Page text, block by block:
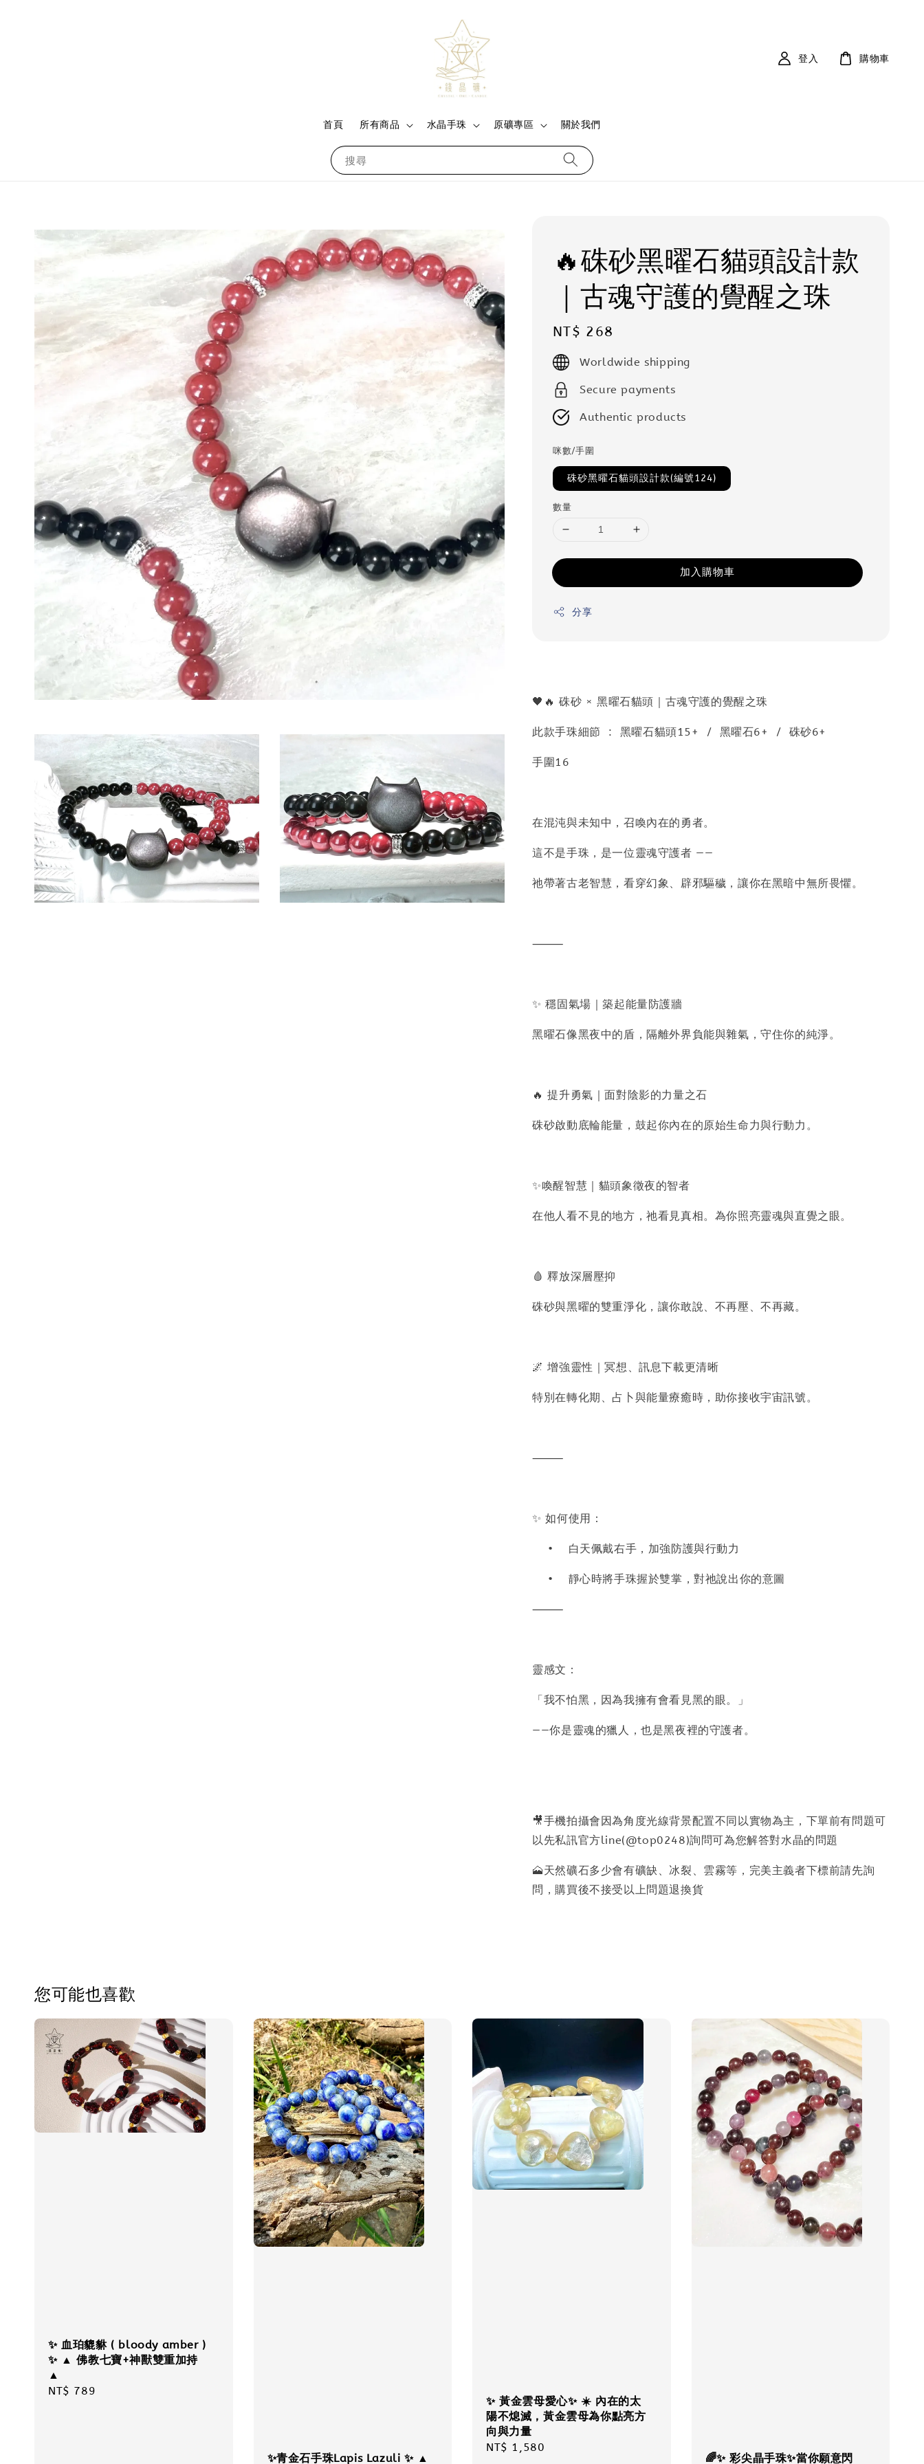
搜尋
首頁 所有商品 水晶手珠 原礦專區 關於我們
登入 購物車
🔥硃砂黑曜石貓頭設計款
｜古魂守護的覺醒之珠
Regular
price
NT$ 268
Worldwide shipping
Secure payments
Authentic products
咪數/手圍
硃砂黑曜石貓頭設計款(編號124)
數量
加入購物車
分享
🖤🔥 硃砂 × 黑曜石貓頭｜古魂守護的覺醒之珠
此款手珠細節 : 黑曜石貓頭15+ / 黑曜石6+ / 硃砂6+
手圍16
在混沌與未知中，召喚內在的勇者。
這不是手珠，是一位靈魂守護者 ——
祂帶著古老智慧，看穿幻象、辟邪驅穢，讓你在黑暗中無所畏懼。
⸻
✨ 穩固氣場｜築起能量防護牆
黑曜石像黑夜中的盾，隔離外界負能與雜氣，守住你的純淨。
🔥 提升勇氣｜面對陰影的力量之石
硃砂啟動底輪能量，鼓起你內在的原始生命力與行動力。
✨喚醒智慧｜貓頭象徵夜的智者
在他人看不見的地方，祂看見真相。為你照亮靈魂與直覺之眼。
🩸 釋放深層壓抑
硃砂與黑曜的雙重淨化，讓你敢說、不再壓、不再藏。
🌌 增強靈性｜冥想、訊息下載更清晰
特別在轉化期、占卜與能量療癒時，助你接收宇宙訊號。
⸻
✨ 如何使用：
• 白天佩戴右手，加強防護與行動力
• 靜心時將手珠握於雙掌，對祂說出你的意圖
⸻
靈感文：
「我不怕黑，因為我擁有會看見黑的眼。」
——你是靈魂的獵人，也是黑夜裡的守護者。
🎥手機拍攝會因為角度光線背景配置不同以實物為主，下單前有問題可
以先私訊官方line(@top0248)詢問可為您解答對水晶的問題
🗻天然礦石多少會有礦缺、冰裂、雲霧等，完美主義者下標前請先詢
問，購買後不接受以上問題退換貨
您可能也喜歡
✨ 血珀貔貅 ( bloody amber )
✨ ▲ 佛教七寶+神獸雙重加持
▲
Regular
NT$ 789
✨青金石手珠Lapis Lazuli ✨ ▲
✨ 黃金雲母愛心✨ ☀️ 內在的太
陽不熄滅，黃金雲母為你點亮方
向與力量
Regular
NT$ 1,580
🌈✨ 彩尖晶手珠✨當你願意閃